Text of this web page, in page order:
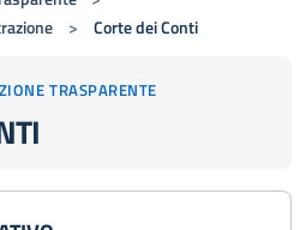
> Corte dei Conti
TRASPARENTE